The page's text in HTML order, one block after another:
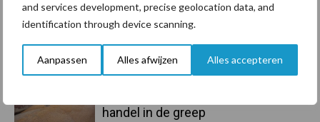
and services development, precise geolocation data, and
identification through device scanning.
Aanpassen Alles afwijzen Alles accepteren
Primaire
Sidebar
7 aug
Grondstoffenmarkt blijft grillig:
handel in de greep